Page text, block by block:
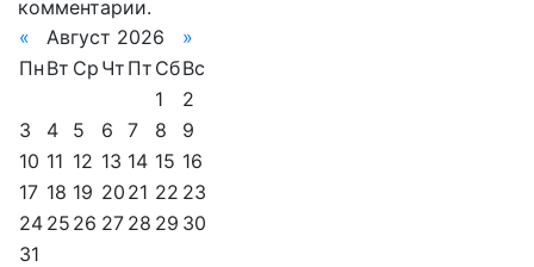
комментарии.
«
Август 2026
»
Пн Вт Ср Чт Пт СбВс
1
2
3
4 5 6 7 8
9
10 11 12 13 14 15 16
17 18 19 20 21 22 23
24 25 26 27 28 29 30
31